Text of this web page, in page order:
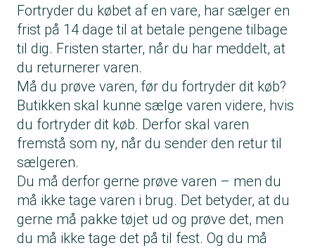
Fortryder du købet af en vare, har sælger en
frist på 14 dage til at betale pengene tilbage
til dig. Fristen starter, når du har meddelt, at
du returnerer varen.
Må du prøve varen, før du fortryder dit køb?
Butikken skal kunne sælge varen videre, hvis
du fortryder dit køb. Derfor skal varen
fremstå som ny, når du sender den retur til
sælgeren.
Du må derfor gerne prøve varen – men du
må ikke tage varen i brug. Det betyder, at du
gerne må pakke tøjet ud og prøve det, men
du må ikke tage det på til fest. Og du må